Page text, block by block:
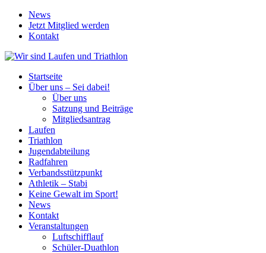
News
Jetzt Mitglied werden
Kontakt
Startseite
Über uns – Sei dabei!
Über uns
Satzung und Beiträge
Mitgliedsantrag
Laufen
Triathlon
Jugendabteilung
Radfahren
Verbandsstützpunkt
Athletik – Stabi
Keine Gewalt im Sport!
News
Kontakt
Veranstaltungen
Luftschifflauf
Schüler-Duathlon